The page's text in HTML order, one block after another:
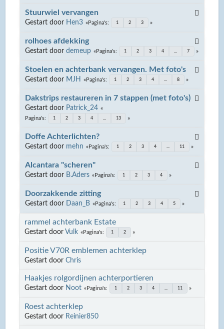
Stuurwiel vervangen
Gestart door Hen3 Pagina's 1 2 3
rolhoes afdekking
Gestart doordemeup Pagina's 1 2 3 4 7
Stoelen en achterbank vervangen. Met foto's
Gestart door MJH Pagina's 1 2 3 4 8
Dakstrips restaureren in 7 stappen (met foto's)
Gestart door Patrick_24
Pagina's 1 2 3 4 13
Doffe Achterlichten?
Gestart door mehn Pagina's 1 2 3 4 11
Alcantara "scheren"
Gestart door B.Aders Pagina's 1 2 3 4
Doorzakkende zitting
Gestart door Daan_B Pagina's 1 2 3 4 5
rammel achterbank Estate
Gestart doorVulk Pagina's 1 2
Positie V70R emblemen achterklep
Gestart doorChris
Haakjes rolgordijnen achterportieren
Gestart door Noot Pagina's 1 2 3 4 11
Roest achterklep
Gestart door Reinier850